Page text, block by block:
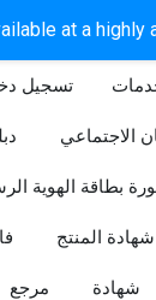
at a highly
تسجيل دخول​
الاجتماعي
بطاقة الهوية
شهادة المنتج
مرجع شهادة